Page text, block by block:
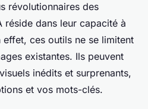
révolutionnaires des
réside dans leur capacité à
ces outils ne se limitent
existantes. Ils peuvent
inédits et surprenants,
et vos mots-clés.